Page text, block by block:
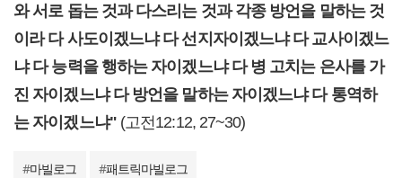
와 서로 돕는 것과 다스리는 것과 각종 방언을 말하는 것
이라 다 사도이겠느냐 다 선지자이겠느냐 다 교사이겠느
냐 다 능력을 행하는 자이겠느냐 다 병 고치는 은사를 가
진 자이겠느냐 다 방언을 말하는 자이겠느냐 다 통역하
는 자이겠느냐" (고전12:12, 27~30)
#마빌로그 #패트릭마빌로그